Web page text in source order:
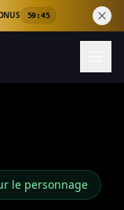
59:44
le personnage